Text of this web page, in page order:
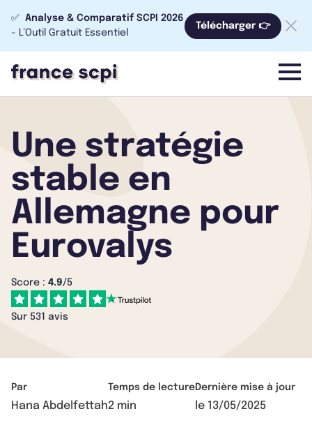
✅ Analyse & Comparatif SCPI 2026
- L’Outil Gratuit Essentiel
Télécharger 👉
menu
Une stratégie
stable en
Allemagne pour
Eurovalys
Score : 4.9/5
Sur 531 avis
Par
Hana Abdelfettah
Temps de lecture
2 min
Dernière mise à jour
le 13/05/2025